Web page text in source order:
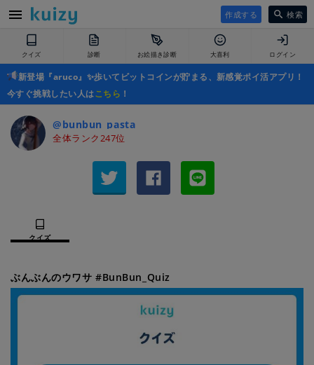
作成する 検索
クイズ 診断 お絵描き診断 大喜利 ログイン
新登場『aruco』✨歩いてビットコインが貯まる、新感覚ポイ活アプリ！
今すぐ挑戦したい人はこちら ！
@bunbun_pasta
全体ランク247位
クイズ
ぶんぶんのウワサ #BunBun_Quiz